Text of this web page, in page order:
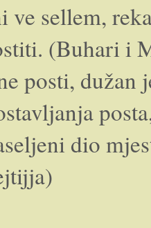
ve sellem,
(Buhari i
posti,
dio